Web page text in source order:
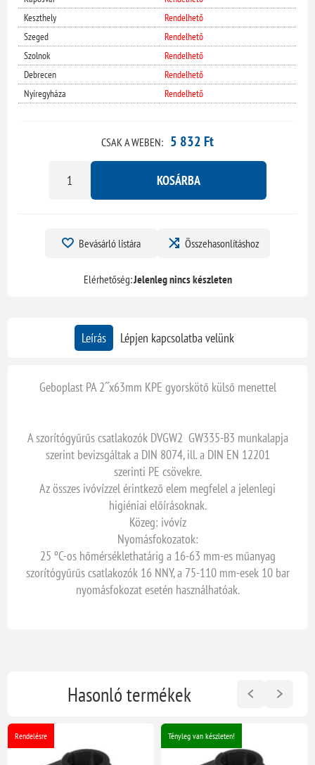
Keszthely
Rendelhető
Szeged
Rendelhető
Szolnok
Rendelhető
Debrecen
Rendelhető
Nyíregyháza
Rendelhető
CSAK A WEBEN: 5 832 Ft
KOSÁRBA
Bevásárló listára Összehasonlításhoz
Elérhetőség:Jelenleg nincs készleten
Leírás Lépjen kapcsolatba velünk
Geboplast PA 2˝x63mm KPE gyorskötő külső menettel
A szorítógyűrűs csatlakozók DVGW2 GW335-B3 munkalapja
szerint bevizsgáltak a DIN 8074, ill. a DIN EN 12201
szerinti PE csövekre.
Az összes ivóvízzel érintkező elem megfelel a jelenlegi
higiéniai előírásoknak.
Közeg: ivóvíz
Nyomásfokozatok:
25 ºC-os hőmérséklethatárig a 16-63 mm-es műanyag
szorítógyűrűs csatlakozók 16 NNY, a 75-110 mm-esek 10 bar
nyomásfokozat esetén használhatóak.
Hasonló termékek
Rendelésre Tényleg van készleten!